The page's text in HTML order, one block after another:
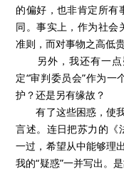
的偏好，也非肯定所有
同。事实上，作为社会
准则，而对事物之高低
另外，我还有一点
定“审判委员会”作为
护？还是另有缘故？
有了这些困惑，使我
言述。连日把苏力的《
一过，希望从中能够理
我的“疑惑”一并写出。